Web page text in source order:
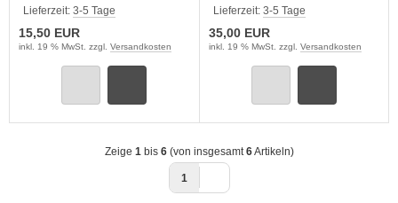
Lieferzeit: 3-5 Tage
15,50 EUR
inkl. 19 % MwSt. zzgl. Versandkosten
Lieferzeit: 3-5 Tage
35,00 EUR
inkl. 19 % MwSt. zzgl. Versandkosten
Zeige 1 bis 6(von insgesamt 6Artikeln)
1